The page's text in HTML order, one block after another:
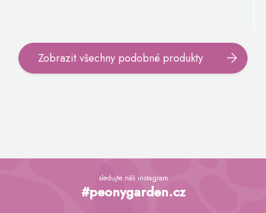
Zobrazit všechny podobné produkty
Z
sledujte náš instagram
#peonygarden.cz